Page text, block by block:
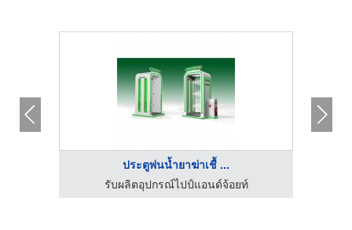
ประตูพ่นน้ำยาฆ่าเชื้ ...
รับผลิตอุปกรณ์ไปป์แอนด์จ้อยท์